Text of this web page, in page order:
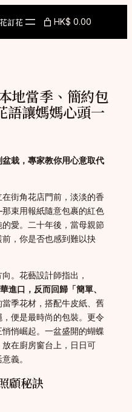
訂花 HK$ 0.00
地當季、簡約包
語讓媽媽心頭一
栽，專家教你用心意取代
街角花店門前，淡淡的香
束用報紙隨意包裹的紅色
愛。二十年後，當母親節
，你是否也感到難以抉
。花藝設計師指出，
進口，反而回歸「簡單、
當季花材，搭配牛皮紙、舊
便是最時尚的包裝。更令
悄崛起。一盆盛開的蝴蝶
在廚房窗台上，日日可
義。
顧秘訣